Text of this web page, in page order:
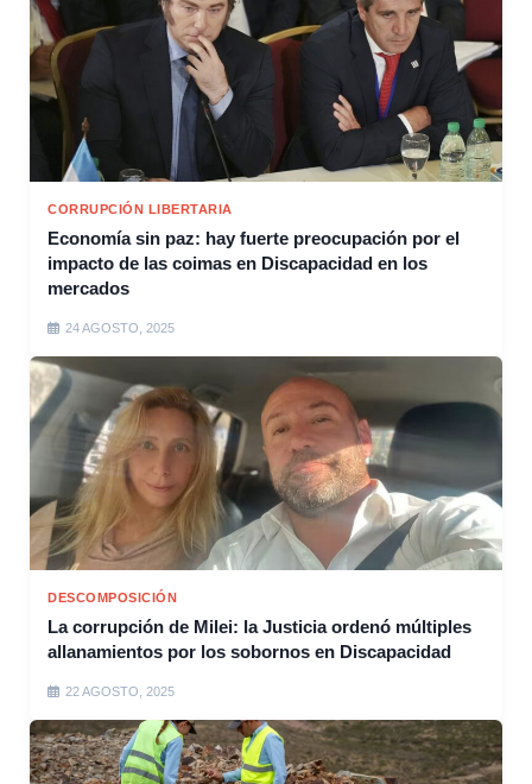
CORRUPCIÓN LIBERTARIA
Economía sin paz: hay fuerte preocupación por el
impacto de las coimas en Discapacidad en los
mercados
24 AGOSTO, 2025
DESCOMPOSICIÓN
La corrupción de Milei: la Justicia ordenó múltiples
allanamientos por los sobornos en Discapacidad
22 AGOSTO, 2025